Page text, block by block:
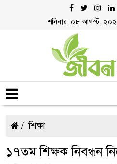
শনিবার, ০৮ আগস্ট,
শিক্ষা
১৭তম শিক্ষক নিবন্ধন